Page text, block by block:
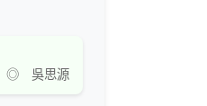
◎ 吳思源